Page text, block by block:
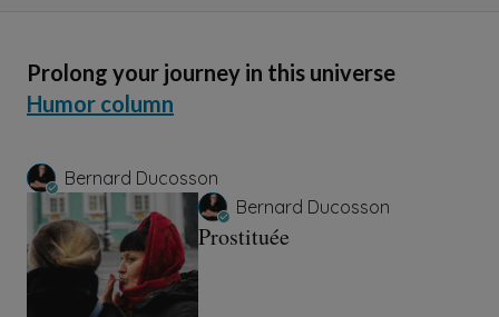
Prolong your journey in this universe
Humor column
Bernard Ducosson
Bernard Ducosson
Prostituée